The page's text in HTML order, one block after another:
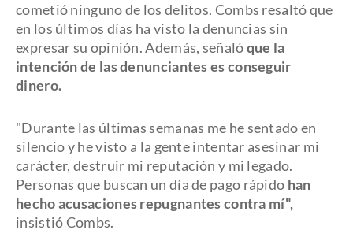
cometió ninguno de los delitos. Combs resaltó que
en los últimos días ha visto la denuncias sin
expresar su opinión. Además, señalóque la
intención de las denunciantes es conseguir
dinero.
"Durante las últimas semanas me he sentado en
silencio y he visto a la gente intentar asesinar mi
carácter, destruir mi reputación y mi legado.
Personas que buscan un día de pago rápido han
hecho acusaciones repugnantes contra mí",
insistió Combs.